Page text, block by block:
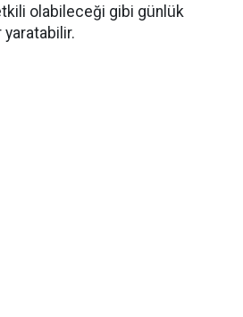
olabileceği gibi günlük